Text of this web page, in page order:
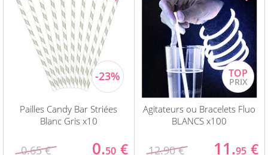
Pailles Candy Bar Striées
Blanc Gris x10
0.65 € 0.50 €
Agitateurs ou Bracelets Fluo
BLANCS x100
12.90 € 11.95 €